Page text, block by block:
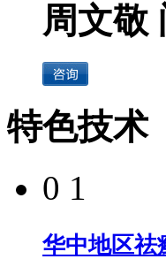
周文敬
特色技术
0 1
华中地区祛